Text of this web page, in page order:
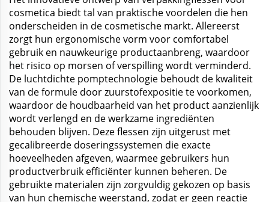
cosmetica biedt tal van praktische voordelen die hen
onderscheiden in de cosmetische markt. Allereerst
zorgt hun ergonomische vorm voor comfortabel
gebruik en nauwkeurige productaanbreng, waardoor
het risico op morsen of verspilling wordt verminderd.
De luchtdichte pomptechnologie behoudt de kwaliteit
van de formule door zuurstofexpositie te voorkomen,
waardoor de houdbaarheid van het product aanzienlijk
wordt verlengd en de werkzame ingrediënten
behouden blijven. Deze flessen zijn uitgerust met
gecalibreerde doseringssystemen die exacte
hoeveelheden afgeven, waarmee gebruikers hun
productverbruik efficiënter kunnen beheren. De
gebruikte materialen zijn zorgvuldig gekozen op basis
van hun chemische weerstand, zodat er geen reactie